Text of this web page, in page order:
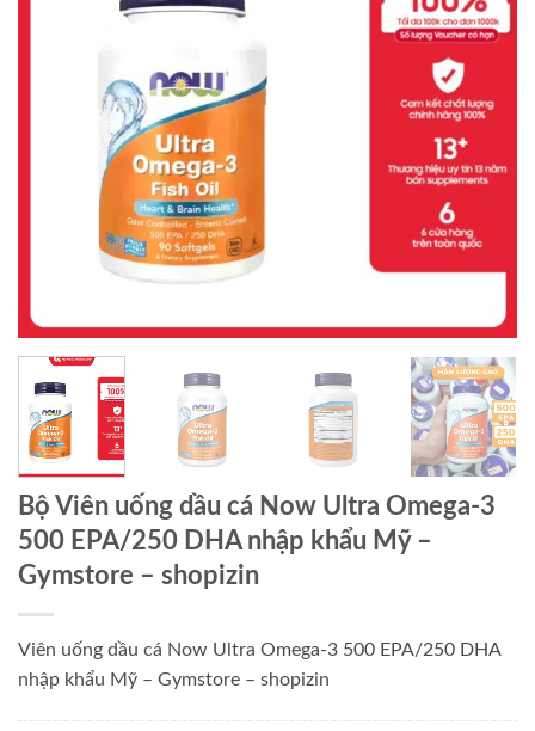
Bộ Viên uống dầu cá Now Ultra Omega-3
500 EPA/250 DHA nhập khẩu Mỹ –
Gymstore – shopizin
Viên uống dầu cá Now Ultra Omega-3 500 EPA/250 DHA
nhập khẩu Mỹ – Gymstore – shopizin